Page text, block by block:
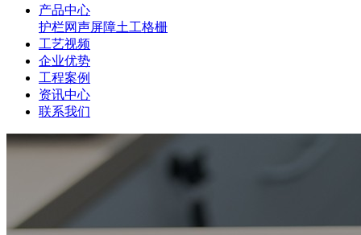
产品中心
护栏网声屏障土工格栅
工艺视频
企业优势
工程案例
资讯中心
联系我们